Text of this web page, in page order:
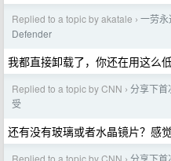
Replied to a topic by akatale › 一劳
Defender
我都直接卸载了，你还在用这么
Replied to a topic by CNN › 分享下首
受
还有没有玻璃或者水晶镜片？感
Replied to a topic by CNN
分享下首